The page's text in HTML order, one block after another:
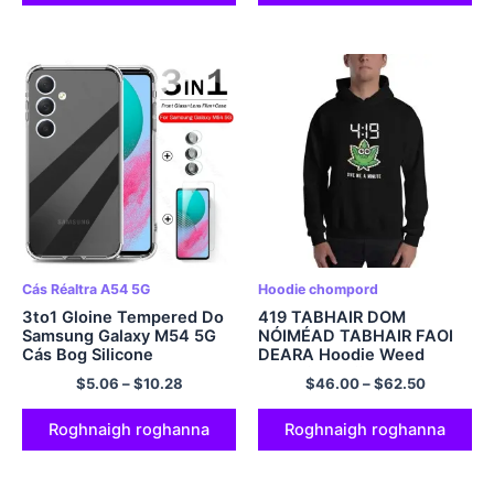
Cás Réaltra A54 5G
3to1 Gloine Tempered Do
Samsung Galaxy M54 5G
Cás Bog Silicone
SamsungM54 Samsung
M54 M 54 6.7″ Clúdach
Cosantóir Scáileáin
Ceamara
$5.06 –$10.28
Roghnaigh roghanna
Hoodie chompord
419 TABHAIR DOM
NÓIMÉAD TABHAIR FAOI
DEARA Hoodie Weed
Cochaill Marijuana Lover
Cochaillín Ildath
$46.00–$62.50
Roghnaigh roghanna